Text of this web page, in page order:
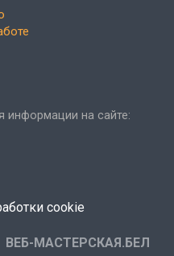
информации на сайте:
cookie
ВЕБ-МАСТЕРСКАЯ.БЕЛ